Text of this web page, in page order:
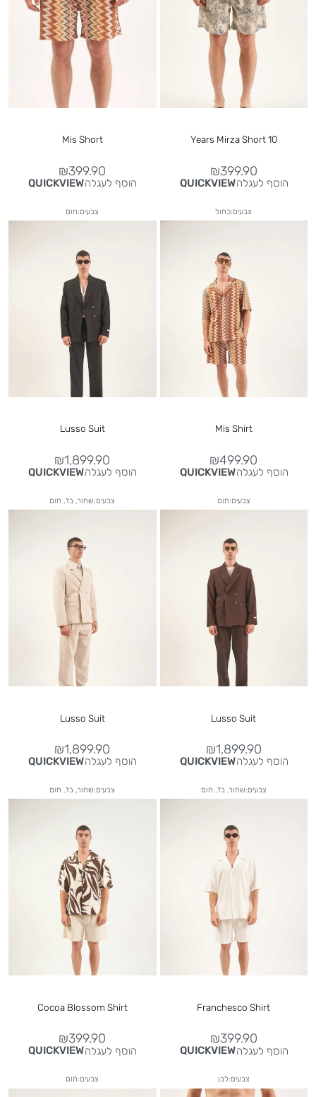
10 Years Mirza Short
₪399.90
הוסף לעגלהQUICKVIEW
צבעים:כחול
Mis Short
₪399.90
הוסף לעגלהQUICKVIEW
צבעים:חום
Mis Shirt
₪499.90
הוסף לעגלהQUICKVIEW
צבעים:חום
Lusso Suit
₪1,899.90
הוסף לעגלהQUICKVIEW
צבעים:שחור, בז', חום
Lusso Suit
₪1,899.90
הוסף לעגלהQUICKVIEW
צבעים:שחור, בז', חום
Lusso Suit
₪1,899.90
הוסף לעגלהQUICKVIEW
צבעים:שחור, בז', חום
Franchesco Shirt
₪399.90
הוסף לעגלהQUICKVIEW
צבעים:לבן
Cocoa Blossom Shirt
₪399.90
הוסף לעגלהQUICKVIEW
צבעים:חום